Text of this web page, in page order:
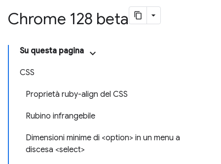
Chrome 128 beta
Su questa pagina
CSS
Proprietà ruby-align del CSS
Rubino infrangebile
Dimensioni minime di <option> in un menu a
discesa <select>